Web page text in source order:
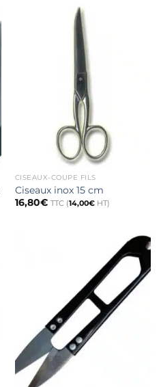
CISEAUX-COUPE FILS
Ciseaux inox 15 cm
16,80€ TTC (14,00€HT)